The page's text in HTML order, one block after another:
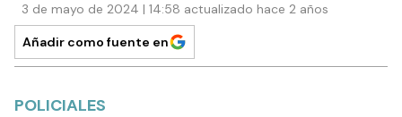
3 de mayo de 2024 | 14:58 actualizado hace 2 años
Añadir como fuente en
POLICIALES